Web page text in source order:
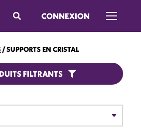
CONNEXION
Ouvrir/
SUPPORTS EN CRISTAL
EN CRISTAL
FILTRANTS